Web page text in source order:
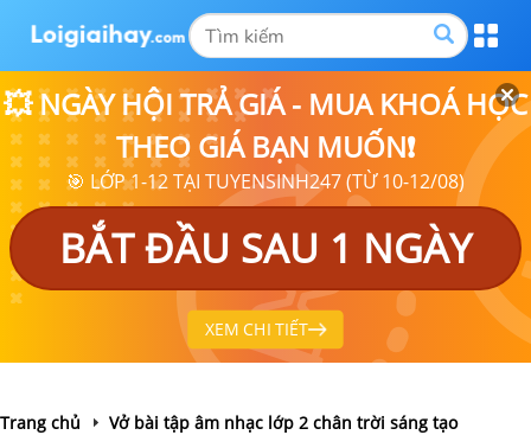
💥 NGÀY HỘI TRẢ GIÁ - MUA KHOÁ HỌC
THEO GIÁ BẠN MUỐN❗
🎯 LỚP 1-12 TẠI TUYENSINH247 (TỪ 10-12/08)
BẮT ĐẦU SAU 1 NGÀY
XEM CHI TIẾT
Trang chủ Vở bài tập âm nhạc lớp 2 chân trời sáng tạo